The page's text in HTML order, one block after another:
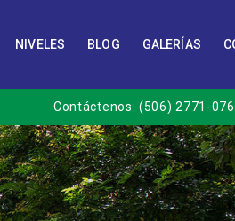
NIVELES BLOG GALERÍAS
Contáctenos:(506) 2771-